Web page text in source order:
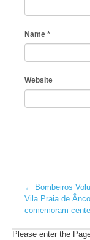
Name *
Website
← Bombeiros
Vila Praia de
comemoram
Please enter the